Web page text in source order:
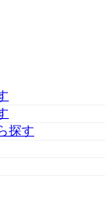
探す